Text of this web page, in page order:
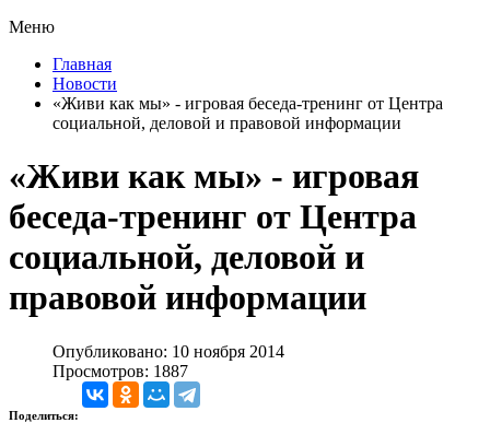
Меню
Главная
Новости
«Живи как мы» - игровая беседа-тренинг от Центра
социальной, деловой и правовой информации
«Живи как мы» - игровая
беседа-тренинг от Центра
социальной, деловой и
правовой информации
Опубликовано: 10 ноября 2014
Просмотров: 1887
Поделиться: